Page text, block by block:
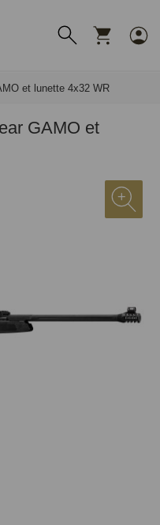
et lunette 4x32 WR
GAMO et